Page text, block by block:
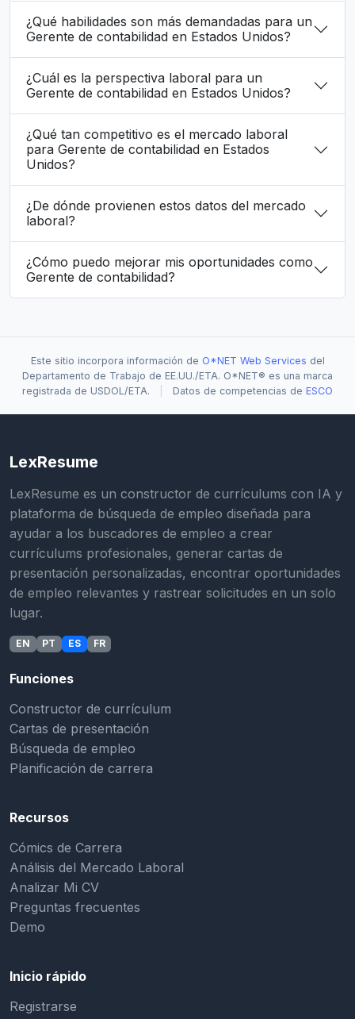
¿Qué habilidades son más demandadas para un
Gerente de contabilidad en Estados Unidos?
¿Cuál es la perspectiva laboral para un
Gerente de contabilidad en Estados Unidos?
¿Qué tan competitivo es el mercado laboral
para Gerente de contabilidad en Estados
Unidos?
¿De dónde provienen estos datos del mercado
laboral?
¿Cómo puedo mejorar mis oportunidades como
Gerente de contabilidad?
Este sitio incorpora información de O*NET Web Services del
Departamento de Trabajo de EE.UU./ETA. O*NET® es una marca
registrada de USDOL/ETA.
Datos de competencias de ESCO
LexResume
LexResume es un constructor de currículums con IA y
plataforma de búsqueda de empleo diseñada para
ayudar a los buscadores de empleo a crear
currículums profesionales, generar cartas de
presentación personalizadas, encontrar oportunidades
de empleo relevantes y rastrear solicitudes en un solo
lugar.
EN PT ES FR
Funciones
Constructor de currículum
Cartas de presentación
Búsqueda de empleo
Planificación de carrera
Recursos
Cómics de Carrera
Análisis del Mercado Laboral
Analizar Mi CV
Preguntas frecuentes
Demo
Inicio rápido
Registrarse